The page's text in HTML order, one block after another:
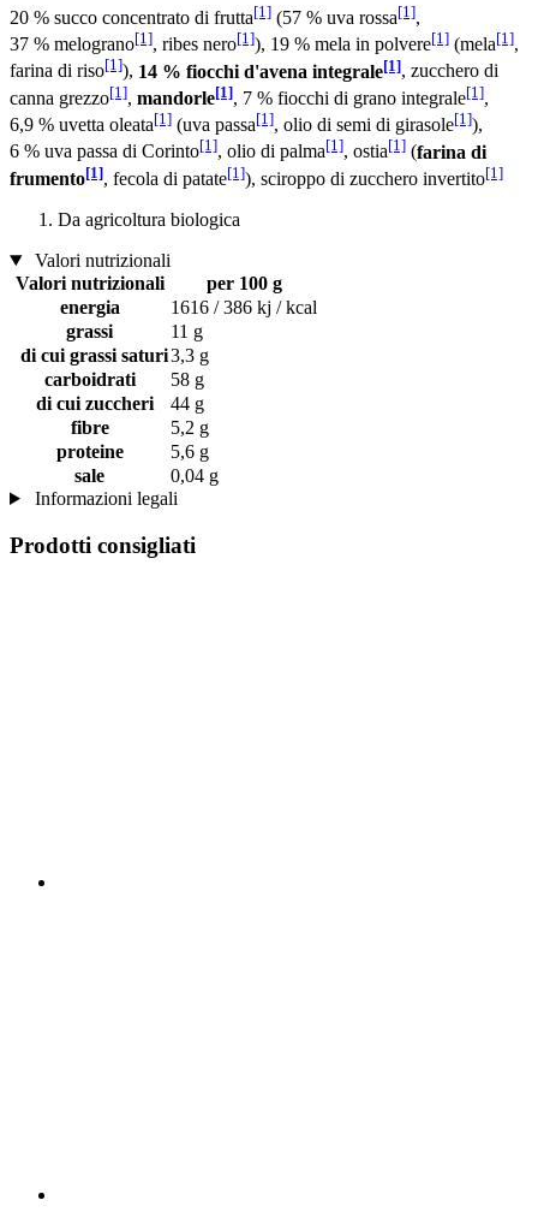
20 % succo concentrato di frutta[1] (57 % uva rossa[1],
37 % melograno[1], ribes nero[1]), 19 % mela in polvere[1] (mela[1],
farina di riso[1]), 14 % fiocchi d'avena integrale[1], zucchero di
canna grezzo[1], mandorle[1], 7 % fiocchi di grano integrale[1],
6,9 % uvetta oleata[1] (uva passa[1], olio di semi di girasole[1]),
6 % uva passa di Corinto[1], olio di palma[1], ostia[1] (farina di
frumento[1], fecola di patate[1]), sciroppo di zucchero invertito[1]
Da agricoltura biologica
Valori nutrizionali
Valori nutrizionali
per 100 g
energia
1616 / 386 kj / kcal
grassi
11 g
di cui grassi saturi3,3 g
carboidrati
58 g
di cui zuccheri
44 g
fibre
5,2 g
proteine
5,6 g
sale
0,04 g
Informazioni legali
Prodotti consigliati